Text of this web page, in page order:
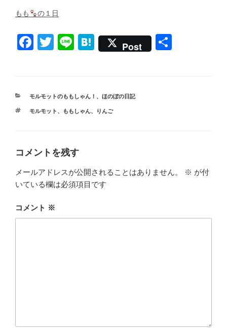
もも の１日
F
e
b
k
T
er
Li
H
n
a
Post
カ
ゴ
モルモットのももしゃん！ 、 ほのぼの日記
タ
モルモット 、 ももしゃん、 りんご
コメントを残す
メールアドレスが公開されることはありません。 ※ が付
いている欄は必須項目です
コメント ※